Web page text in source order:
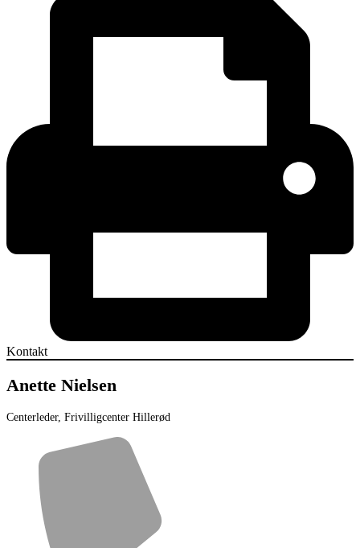
Kontakt
Anette Nielsen
Centerleder, Frivilligcenter Hillerød